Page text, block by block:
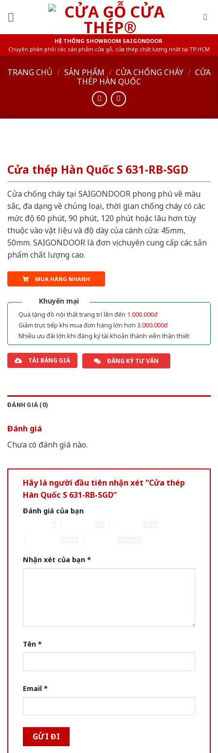
HỆ THỐNG SHOWROOM SAIGONDOOR
Chuyên phân phối các sản phẩm cửa gỗ, cửa thép chất lượng nhất tại TP.HCM
TRANG CHỦ / SẢN PHẨM / CỬA CHỐNG CHÁY / CỬA
THÉP HÀN QUỐC
Cửa thép Hàn Quốc S 631-RB-SGD
Cửa chống cháy tại SAIGONDOOR phong phú về màu
sắc, đa dạng về chủng loại, thời gian chống cháy có các
mức độ 60 phút, 90 phút, 120 phút hoặc lâu hơn tùy
thuộc vào vật liệu và độ dày của cánh cửa: 45mm,
50mm. SAIGONDOOR là đơn vị chuyên cung cấp các sản
phẩm chất lượng cao.
MUA HÀNG NHANH
Khuyến mại
Quà tặng đồ nội thất trang trí lên đến 1.000.000đ
Giảm trực tiếp khi mua đơn hàng lớn hơn 3.000.000đ
Nhiều ưu đãi lớn khi đăng ký tài khoản thành viên thân thiết
TẢI BẢNG GIÁ ĐĂNG KÝ TƯ VẤN
ĐÁNH GIÁ (0)
Đánh giá
Chưa có đánh giá nào.
Hãy là người đầu tiên nhận xét “Cửa thép
Hàn Quốc S 631-RB-SGD”
Đánh giá của bạn
Nhận xét của bạn *
Tên *
Email *